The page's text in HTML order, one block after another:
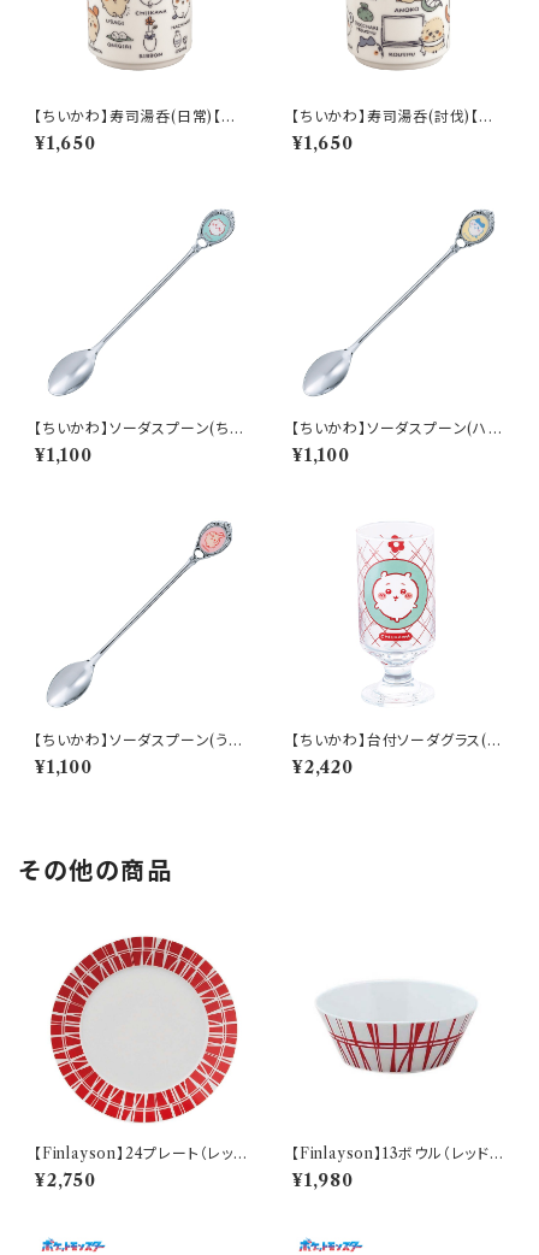
【ちいかわ】寿司湯呑(日常)【CK
W50】CKW51-327
¥1,650
【ちいかわ】寿司湯呑(討伐)【CK
W50】CKW52-327
¥1,650
【ちいかわ】ソーダスプーン(ちい
かわ)【CKW40】CKW41-850
¥1,100
【ちいかわ】ソーダスプーン(ハチ
ワレ)【CKW40】CKW42-850
¥1,100
【ちいかわ】ソーダスプーン(うさ
ぎ)【CKW40】CKW43-850
¥1,100
【ちいかわ】台付ソーダグラス(ち
いかわ)【CKW40】CKW41-81
3
¥2,420
その他の商品
【Finlayson】24プレート（レッ
ド）【コロナ】
¥2,750
【Finlayson】13ボウル（レッド）
【コロナ】
¥1,980